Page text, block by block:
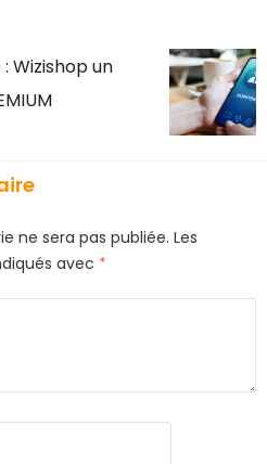
Wizishop un
ne sera pas publiée. Les
avec *